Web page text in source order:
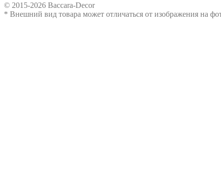
© 2015-2026 Baccara-Decor
* Внешний вид товара может отличаться от изображения на